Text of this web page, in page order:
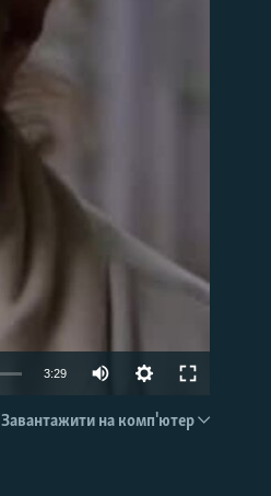
3:29
Завантажити на комп'ютер